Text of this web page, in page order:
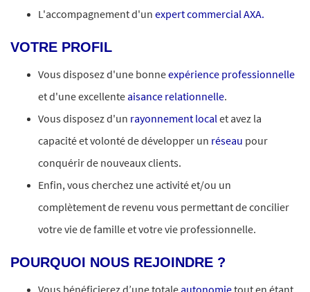
L'accompagnement d'un expert commercial AXA.
VOTRE PROFIL
Vous disposez d'une bonneexpérience professionnelle
et d'une excellente aisance relationnelle.
Vous disposez d'un rayonnement localet avez la
capacité et volonté de développer un réseau pour
conquérir de nouveaux clients.
Enfin, vous cherchez une activité et/ou un
complètement de revenu vous permettant de concilier
votre vie de famille et votre vie professionnelle.
POURQUOI NOUS REJOINDRE ?
Vous bénéficierez d’une totale autonomietout en étant